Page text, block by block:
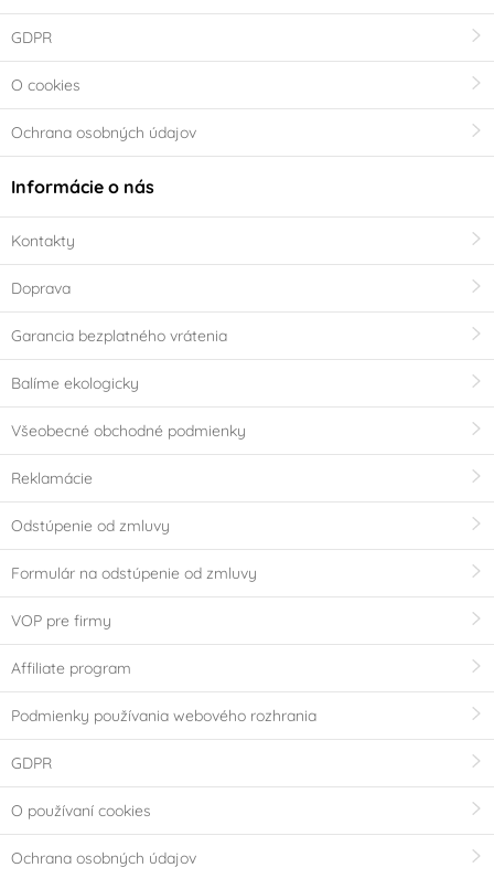
GDPR
O cookies
Ochrana osobných údajov
Informácie o nás
Kontakty
Doprava
Garancia bezplatného vrátenia
Balíme ekologicky
Všeobecné obchodné podmienky
Reklamácie
Odstúpenie od zmluvy
Formulár na odstúpenie od zmluvy
VOP pre firmy
Affiliate program
Podmienky používania webového rozhrania
GDPR
O používaní cookies
Ochrana osobných údajov